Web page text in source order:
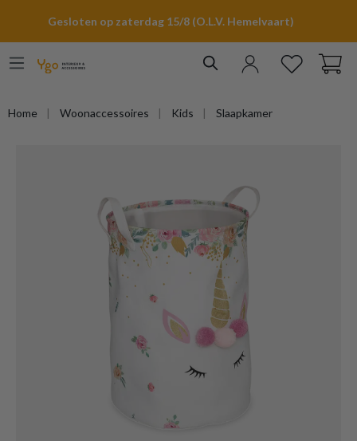
Gesloten op zaterdag 15/8 (O.L.V. Hemelvaart)
Home Woonaccessoires Kids Slaapkamer